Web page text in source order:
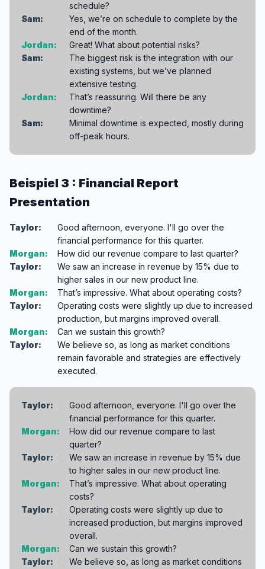
schedule?
Sam:
Yes, we’re on schedule to complete by the
end of the month.
Jordan:
Great! What about potential risks?
Sam:
The biggest risk is the integration with our
existing systems, but we’ve planned
extensive testing.
Jordan:
That’s reassuring. Will there be any
downtime?
Sam:
Minimal downtime is expected, mostly during
off-peak hours.
Beispiel 3 : Financial Report
Presentation
Taylor:
Good afternoon, everyone. I'll go over the
financial performance for this quarter.
Morgan:
How did our revenue compare to last quarter?
Taylor:
We saw an increase in revenue by 15% due to
higher sales in our new product line.
Morgan:
That’s impressive. What about operating costs?
Taylor:
Operating costs were slightly up due to increased
production, but margins improved overall.
Morgan:
Can we sustain this growth?
Taylor:
We believe so, as long as market conditions
remain favorable and strategies are effectively
executed.
Taylor:
Good afternoon, everyone. I'll go over the
financial performance for this quarter.
Morgan:
How did our revenue compare to last
quarter?
Taylor:
We saw an increase in revenue by 15% due
to higher sales in our new product line.
Morgan:
That’s impressive. What about operating
costs?
Taylor:
Operating costs were slightly up due to
increased production, but margins improved
overall.
Morgan:
Can we sustain this growth?
Taylor:
We believe so, as long as market conditions